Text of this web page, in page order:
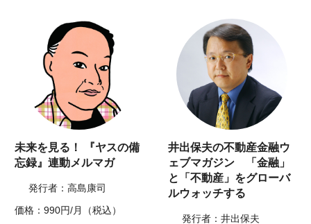
未来を見る！ 『ヤスの備
忘録』連動メルマガ
発行者：高島康司
価格：990円/月（税込）
井出保夫の不動産金融ウ
ェブマガジン 「金融」
と「不動産」をグローバ
ルウォッチする
発行者：井出保夫